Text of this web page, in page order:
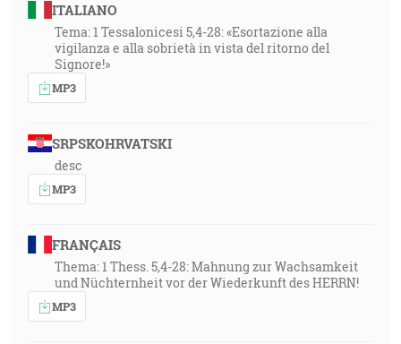
ITALIANO
Tema: 1 Tessalonicesi 5,4-28: «Esortazione alla
vigilanza e alla sobrietà in vista del ritorno del
Signore!»
MP3
SRPSKOHRVATSKI
desc
MP3
FRANÇAIS
Thema: 1 Thess. 5,4-28: Mahnung zur Wachsamkeit
und Nüchternheit vor der Wiederkunft des HERRN!
MP3